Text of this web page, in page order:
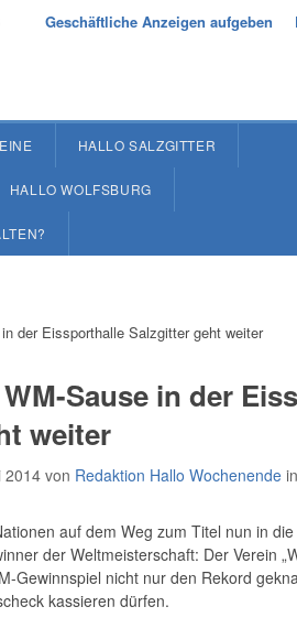
Geschäftliche Anzeigen aufgeben
HALLO SALZGITTER
HALLO WOLFSBURG
Sause in der
weiter
2014 von Redaktion Hallo Wochenende
auf dem Weg zum Titel nun in
der Weltmeisterschaft: Der Verein
Gewinnspiel nicht nur den Rekord
kassieren dürfen.